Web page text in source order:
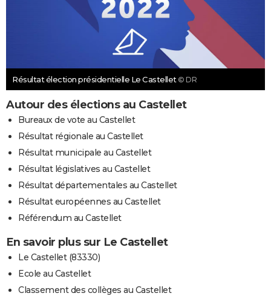
Résultat élection présidentielle Le Castellet © DR
Autour des élections au Castellet
Bureaux de vote au Castellet
Résultat régionale au Castellet
Résultat municipale au Castellet
Résultat législatives au Castellet
Résultat départementales au Castellet
Résultat européennes au Castellet
Référendum au Castellet
En savoir plus sur Le Castellet
Le Castellet (83330)
Ecole au Castellet
Classement des collèges au Castellet